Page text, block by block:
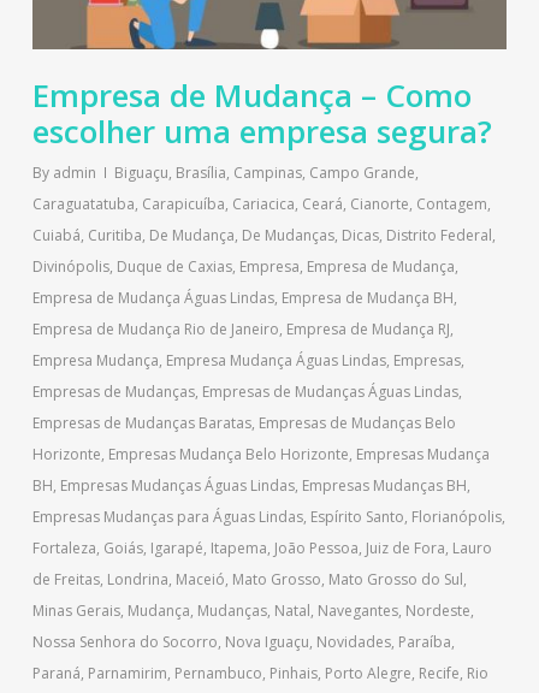
Empresa de Mudança – Como
escolher uma empresa segura?
By admin Biguaçu, Brasília, Campinas, Campo Grande,
Caraguatatuba, Carapicuíba, Cariacica, Ceará, Cianorte, Contagem,
Cuiabá, Curitiba, De Mudança, De Mudanças, Dicas, Distrito Federal,
Divinópolis, Duque de Caxias, Empresa, Empresa de Mudança,
Empresa de Mudança Águas Lindas, Empresa de Mudança BH,
Empresa de Mudança Rio de Janeiro, Empresa de Mudança RJ,
Empresa Mudança, Empresa Mudança Águas Lindas, Empresas,
Empresas de Mudanças, Empresas de Mudanças Águas Lindas,
Empresas de Mudanças Baratas, Empresas de Mudanças Belo
Horizonte, Empresas Mudança Belo Horizonte, Empresas Mudança
BH, Empresas Mudanças Águas Lindas, Empresas Mudanças BH,
Empresas Mudanças para Águas Lindas, Espírito Santo, Florianópolis,
Fortaleza, Goiás, Igarapé, Itapema, João Pessoa, Juiz de Fora, Lauro
de Freitas, Londrina, Maceió, Mato Grosso, Mato Grosso do Sul,
Minas Gerais, Mudança, Mudanças, Natal, Navegantes, Nordeste,
Nossa Senhora do Socorro, Nova Iguaçu, Novidades, Paraíba,
Paraná, Parnamirim, Pernambuco, Pinhais, Porto Alegre, Recife, Rio